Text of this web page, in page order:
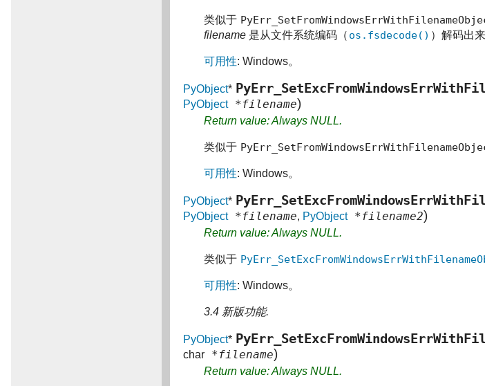
类似于
filename 是从文件系统编码（ os.fsdecode() ）解码出来
可用性: Windows。
PyObject*
PyObject*filename)
Return value: Always NULL.
类似于
可用性: Windows。
PyObject*
PyObject*filename, PyObject*filename2)
Return value: Always NULL.
类似于
可用性: Windows。
3.4 新版功能.
PyObject*
char *filename)
Return value: Always NULL.